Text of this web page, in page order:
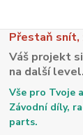
Přestaň snít,
Váš projekt
na další
Vše pro Tvoje
Závodní díly,
parts.